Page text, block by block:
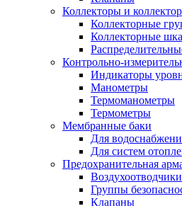
Коллекторы и
Коллекторные
Коллекторные
Контрольно-
Индикаторы
Манометры
Термоманометры
Термометры
Мембранные баки
Для
Для систем
Предохранительная
Воздухоотводчики
Группы
Клапаны